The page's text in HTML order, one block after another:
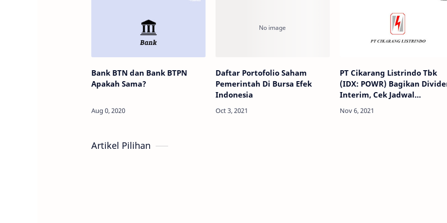
Bank BTN dan Bank BTPN
Apakah Sama?
Daftar Portofolio Saham
Pemerintah Di Bursa Efek
Indonesia
PT Cikarang Listrindo Tbk
(IDX: POWR) Bagikan
Interim, Cek Jadwal
Artikel Pilihan